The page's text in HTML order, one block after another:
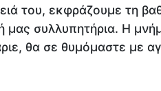
του, εκφράζουμε τη
μας συλλυπητήρια. Η
θα σε θυμόμαστε με